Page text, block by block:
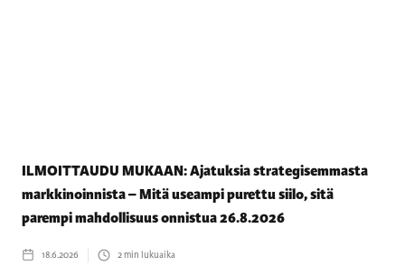
ILMOITTAUDU MUKAAN: Ajatuksia strategisemmasta
markkinoinnista – Mitä useampi purettu siilo, sitä
parempi mahdollisuus onnistua 26.8.2026
18.6.2026 2min lukuaika